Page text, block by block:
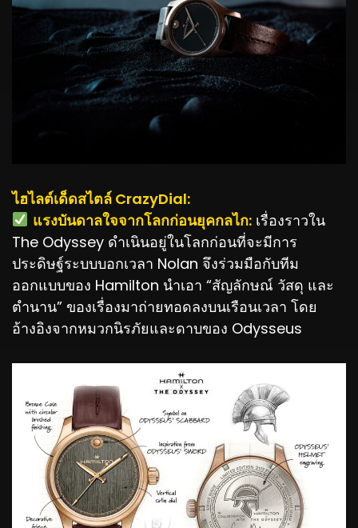
ไฮไลต์เด็ดสไตล์ CrazyDial:
แรงบันดาลใจจากโลกก่อนยุคกลไก:เรื่องราวใน
The Odyssey ดำเนินอยู่ในโลกก่อนที่จะมีการ
ประดิษฐ์ระบบบอกเวลา Nolan จึงร่วมมือกับทีม
ออกแบบของ Hamilton นำเอา “สัญลักษณ์ วัสดุ และ
ตำนาน” ของเรื่องมาถ่ายทอดลงบนเรือนเวลา โดย
อ้างอิงจากหมวกนิรภัยและดาบของ Odysseus